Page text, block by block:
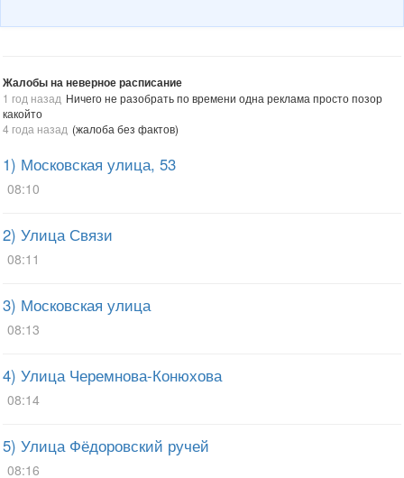
Жалобы на неверное расписание
1 год назад Ничего не разобрать по времени одна реклама просто позор
какойто
4 года назад (жалоба без фактов)
1) Московская улица, 53
08:10
2) Улица Связи
08:11
3) Московская улица
08:13
4) Улица Черемнова-Конюхова
08:14
5) Улица Фёдоровский ручей
08:16